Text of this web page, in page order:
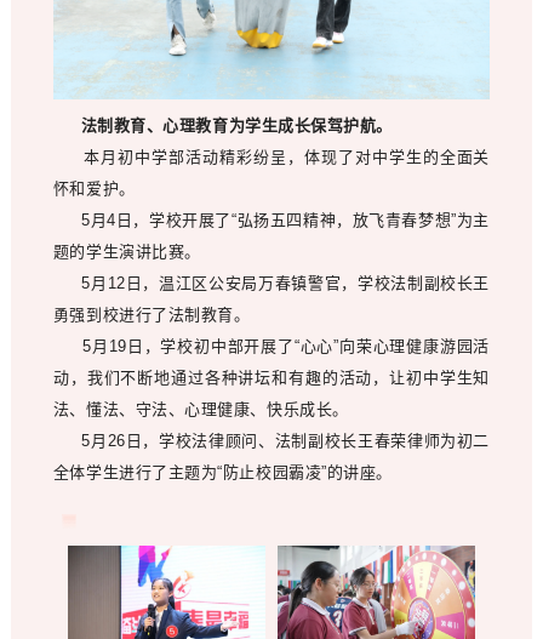
法制教育、心理教育为学生成长保驾护航。
本月初中学部活动精彩纷呈，体现了对中学生的全面关
怀和爱护。
5月4日，学校开展了“弘扬五四精神，放飞青春梦想”为主
题的学生演讲比赛。
5月12日，温江区公安局万春镇警官，学校法制副校长王
勇强到校进行了法制教育。
5月19日，学校初中部开展了“心心”向荣心理健康游园活
动，我们不断地通过各种讲坛和有趣的活动，让初中学生知
法、懂法、守法、心理健康、快乐成长。
5月26日，学校法律顾问、法制副校长王春荣律师为初二
全体学生进行了主题为“防止校园霸凌”的讲座。